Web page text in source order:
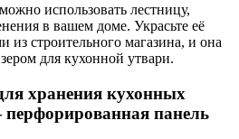
использовать лестницу,
в вашем доме. Украсьте её
из строительного магазина, и она
для кухонной утвари.
хранения кухонных
панель